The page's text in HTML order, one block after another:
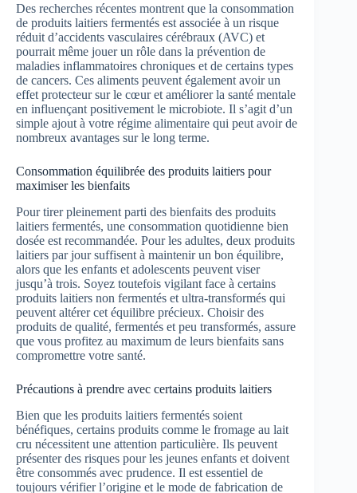
Des recherches récentes montrent que la consommation
de produits laitiers fermentés est associée à un risque
réduit d’accidents vasculaires cérébraux (AVC) et
pourrait même jouer un rôle dans la prévention de
maladies inflammatoires chroniques et de certains types
de cancers. Ces aliments peuvent également avoir un
effet protecteur sur le cœur et améliorer la santé mentale
en influençant positivement le microbiote. Il s’agit d’un
simple ajout à votre régime alimentaire qui peut avoir de
nombreux avantages sur le long terme.
Consommation équilibrée des produits laitiers pour
maximiser les bienfaits
Pour tirer pleinement parti des bienfaits des produits
laitiers fermentés, une consommation quotidienne bien
dosée est recommandée. Pour les adultes, deux produits
laitiers par jour suffisent à maintenir un bon équilibre,
alors que les enfants et adolescents peuvent viser
jusqu’à trois. Soyez toutefois vigilant face à certains
produits laitiers non fermentés et ultra-transformés qui
peuvent altérer cet équilibre précieux. Choisir des
produits de qualité, fermentés et peu transformés, assure
que vous profitez au maximum de leurs bienfaits sans
compromettre votre santé.
Précautions à prendre avec certains produits laitiers
Bien que les produits laitiers fermentés soient
bénéfiques, certains produits comme le fromage au lait
cru nécessitent une attention particulière. Ils peuvent
présenter des risques pour les jeunes enfants et doivent
être consommés avec prudence. Il est essentiel de
toujours vérifier l’origine et le mode de fabrication de